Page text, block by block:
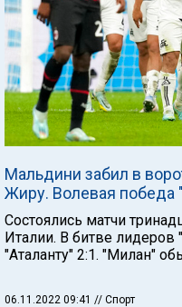
Мальдини забил в
Жиру. Волевая победа
Состоялись матчи
Италии. В битве лидеров
"Аталанту" 2:1. "Милан"
06.11.2022 09:41 // Спорт